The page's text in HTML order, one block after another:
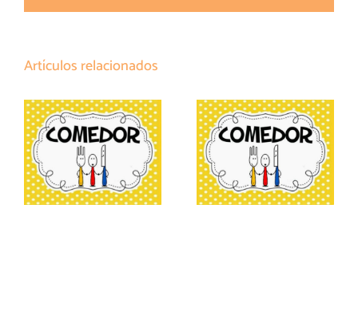
Artículos relacionados
COMEDOR.
Solicitud plaza
curso 26-27
MENU
COMEDOR
JUNIO